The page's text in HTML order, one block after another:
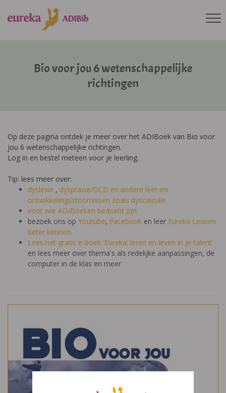
Bio voor jou 6 wetenschappelijke
richtingen
Op deze pagina ontdek je meer over het ADIBoek van Bio voor
jou 6 wetenschappelijke richtingen.
Log in en bestel meteen voor je leerling.
Tip: lees meer over:
dyslexie , dyspraxie/DCD en andere leer-en
ontwikkelingsstoornissen zoals dyscalculie
voor wie ADIBoeken bedoeld zijn
bezoek ons op Youtube, Facebook en leer Eureka Leuven
beter kennen.
Lees het gratis e-boek 'Eureka: leren en leven in je talent'
en lees meer over thema's als redelijke aanpassingen, de
computer in de klas en meer